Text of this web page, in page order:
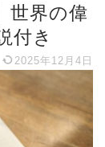
世界の偉
付き
2025年12月4日